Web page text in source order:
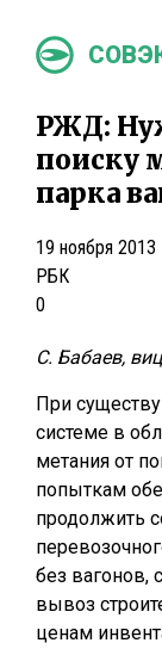
РЖД:
поиску
парка
19 ноября 2013
РБК
0
С. Бабаев,
При
системе в
метания от
попыткам
продолжить
без вагонов,
вывоз
ценам